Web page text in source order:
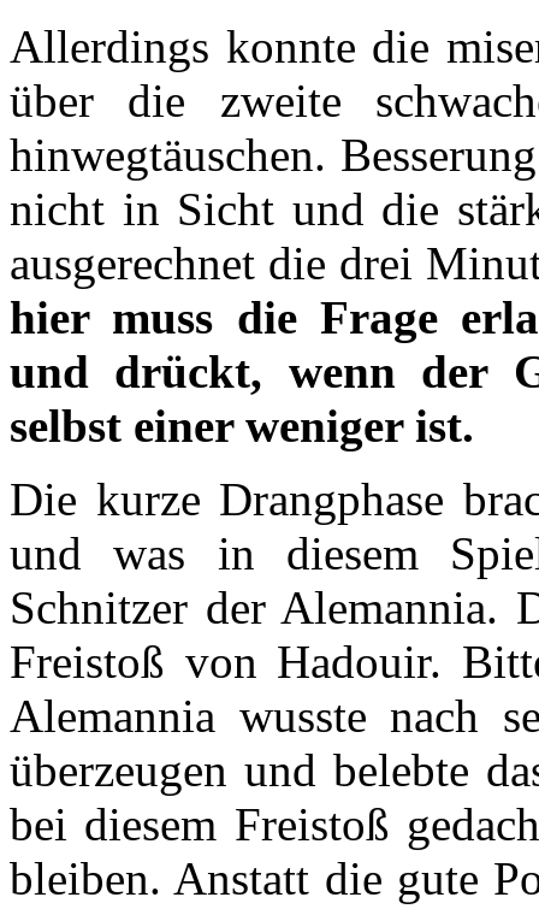
Allerdings konnte die
über die zweite
hinwegtäuschen.
nicht in Sicht und die
ausgerechnet die drei
hier muss die Frage
und drückt, wenn der
selbst einer weniger ist.
Die kurze Drangphase
und was in diesem
Schnitzer der Alemannia.
Freistoß von Hadouir.
Alemannia wusste nach
überzeugen und belebte
bei diesem Freistoß
bleiben. Anstatt die gute